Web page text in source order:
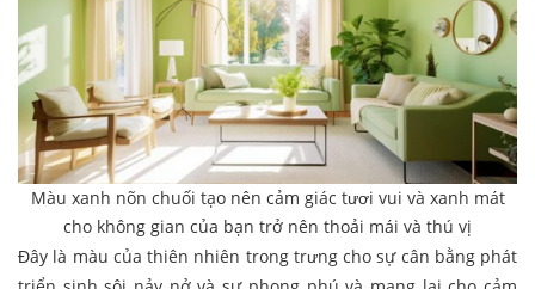
Màu xanh nõn chuối tạo nên cảm giác tươi vui và xanh mát
cho không gian của bạn trở nên thoải mái và thú vị
Đây là màu của thiên nhiên trong trưng cho sự cân bằng phát